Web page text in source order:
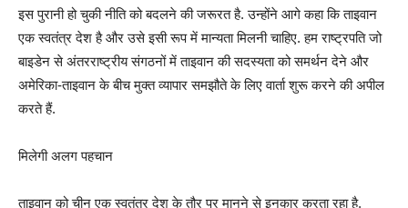
इस पुरानी हो चुकी नीति को बदलने की जरूरत है. उन्होंने आगे कहा कि ताइवान
एक स्वतंत्र देश है और उसे इसी रूप में मान्यता मिलनी चाहिए. हम राष्ट्रपति जो
बाइडेन से अंतरराष्ट्रीय संगठनों में ताइवान की सदस्यता को समर्थन देने और
अमेरिका-ताइवान के बीच मुक्त व्यापार समझौते के लिए वार्ता शुरू करने की अपील
करते हैं.
मिलेगी अलग पहचान
ताइवान को चीन एक स्वतंत्र देश के तौर पर मानने से इनकार करता रहा है,